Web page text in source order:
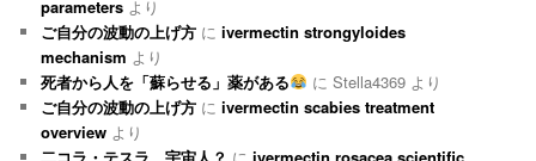
parameters より
ご自分の波動の上げ方 にivermectin strongyloides
mechanism より
死者から人を「蘇らせる」薬がある
に Stella4369より
ご自分の波動の上げ方 にivermectin scabies treatment
overview より